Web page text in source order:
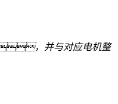
，并与对应电机整